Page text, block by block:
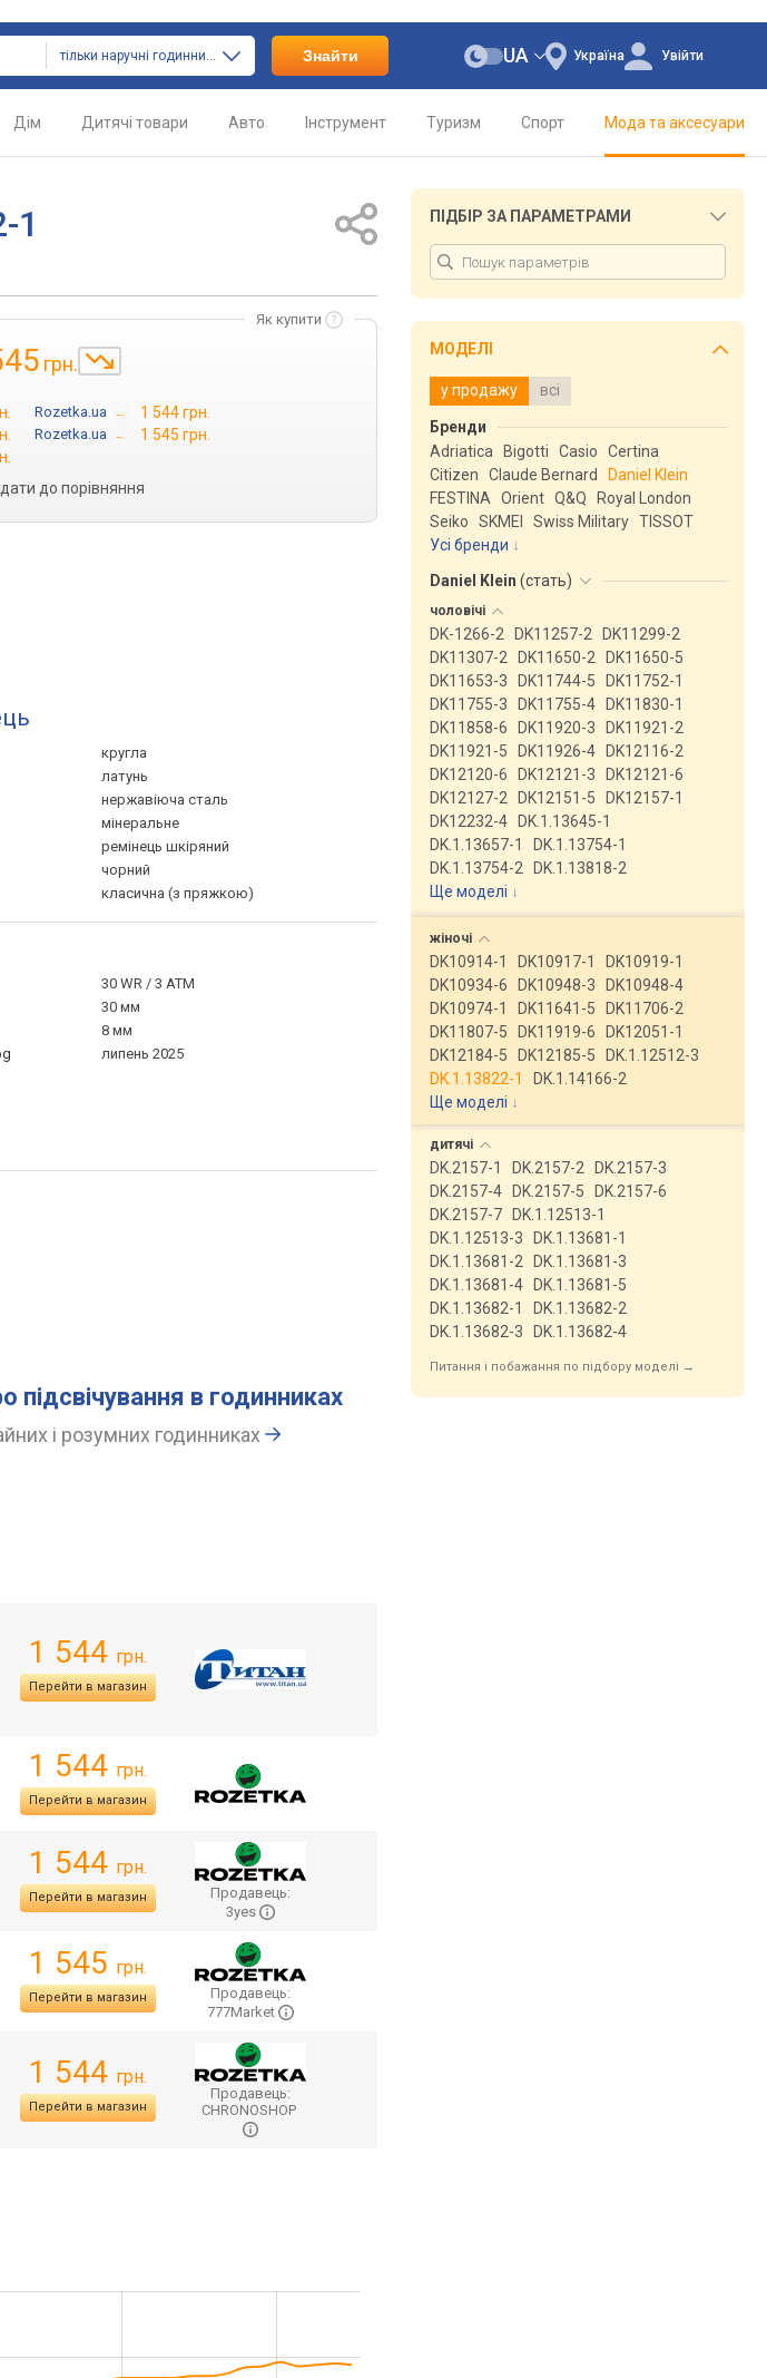
тільки наручні годинники Знайти Україна
UA Увійти
Дім Дитячі товари Авто Інструмент Туризм Спорт Мода та аксесуари
1
Як купити
грн.
Rozetka.ua → 1 544 грн.
Rozetka.ua → 1 545 грн.
до порівняння
кругла
латунь
нержавіюча сталь
мінеральне
ремінець шкіряний
чорний
класична (з пряжкою)
30 WR / 3 ATM
30 мм
8 мм
липень 2025
підсвічування в годинниках
і розумних годинниках
1 544 грн.
Перейти в магазин
1 544 грн.
Перейти в магазин
1 544 грн.
Перейти в магазин
Продавець:
3yes
1 545 грн.
Перейти в магазин
Продавець:
777Market
1 544 грн.
Перейти в магазин
Продавець:
CHRONOSHOP
ПІДБІР ЗА ПАРАМЕТРАМИ
МОДЕЛІ
у продажу всі
Бренди
Adriatica
Bigotti Casio
Certina
Citizen
Claude Bernard
Daniel Klein
FESTINA
Orient Q&Q
Royal London
Seiko
SKMEI Swiss Military TISSOT
Усі бренди
Daniel Klein (стать)
чоловічі
DK-1266-2 DK11257-2
DK11299-2
DK11307-2
DK11650-2
DK11650-5
DK11653-3
DK11744-5
DK11752-1
DK11755-3
DK11755-4
DK11830-1
DK11858-6
DK11920-3
DK11921-2
DK11921-5
DK11926-4
DK12116-2
DK12120-6
DK12121-3
DK12121-6
DK12127-2
DK12151-5
DK12157-1
DK12232-4
DK.1.13645-1
DK.1.13657-1
DK.1.13754-1
DK.1.13754-2
DK.1.13818-2
Ще моделі ↓
жіночі
DK10914-1 DK10917-1
DK10919-1
DK10934-6
DK10948-3
DK10948-4
DK10974-1
DK11641-5
DK11706-2
DK11807-5
DK11919-6
DK12051-1
DK12184-5
DK12185-5
DK.1.12512-3
DK.1.13822-1
DK.1.14166-2
Ще моделі ↓
дитячі
DK.2157-1 DK.2157-2
DK.2157-3
DK.2157-4
DK.2157-5
DK.2157-6
DK.2157-7
DK.1.12513-1
DK.1.12513-3
DK.1.13681-1
DK.1.13681-2
DK.1.13681-3
DK.1.13681-4
DK.1.13681-5
DK.1.13682-1
DK.1.13682-2
DK.1.13682-3
DK.1.13682-4
Питання і побажання по підбору моделі →